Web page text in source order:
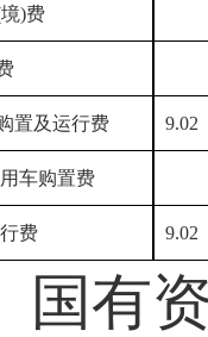
)费
置及运行费 9.02
车购置费
费 9.02
国有